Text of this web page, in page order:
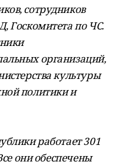
сотрудников
Госкомитета по ЧС.
организаций,
культуры
политики и
работает 301
они обеспечены